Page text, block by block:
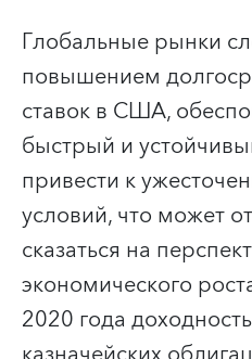
Глобальные рынки
повышением
ставок в США,
быстрый и
привести к
условий, что может
сказаться на
экономического
2020 года